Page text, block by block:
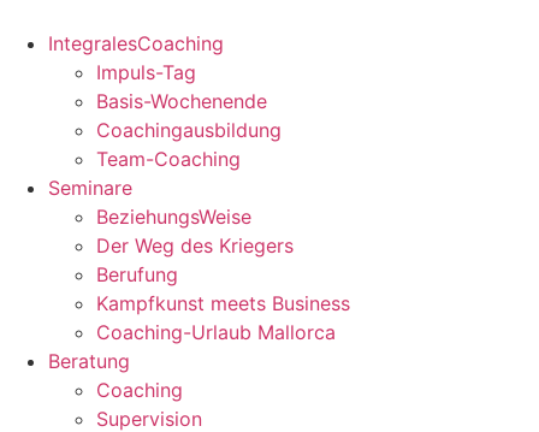
Inhalt
springen
IntegralesCoaching
Impuls-Tag
Basis-Wochenende
Coachingausbildung
Team-Coaching
Seminare
BeziehungsWeise
Der Weg des Kriegers
Berufung
Kampfkunst meets Business
Coaching-Urlaub Mallorca
Beratung
Coaching
Supervision